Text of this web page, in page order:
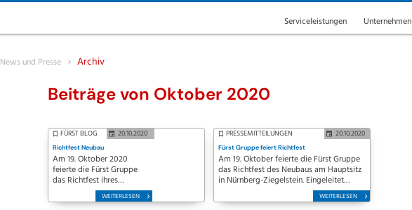
Serviceleistungen Unternehmen
News und Presse Archiv
Beiträge von Oktober 2020
FÜRST BLOG 20.10.2020
Richtfest Neubau
Am 19. Oktober 2020
feierte die Fürst Gruppe
das Richtfest ihres
Neubaus am Hauptsitz in
Nürnberg-Ziegelstein. Auf
WEITERLESEN
PRESSEMITTEILUNGEN 20.10.2020
Fürst Gruppe feiert Richtfest
Am 19. Oktober feierte die Fürst Gruppe
das Richtfest des Neubaus am Hauptsitz
in Nürnberg-Ziegelstein. Eingeleitet
wurde die Feierlichkeit von einem
Richtspruch durch die Baufirma GS
WEITERLESEN